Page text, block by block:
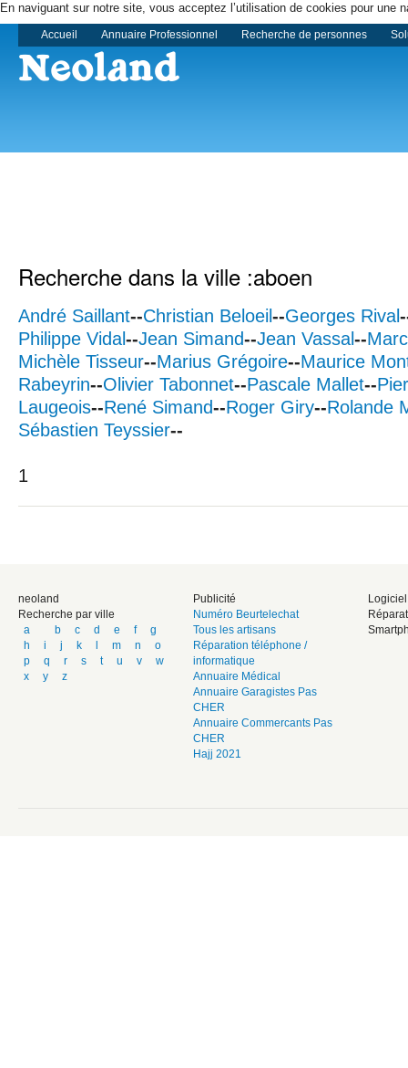
En naviguant sur notre site, vous acceptez l’utilisation de cookies pour
Accueil Annuaire Professionnel Recherche de personnes
Recherche dans la ville :aboen
André Saillant--Christian Beloeil--Georges Rival
Philippe Vidal--Jean Simand--Jean Vassal--
Michèle Tisseur--Marius Grégoire--Maurice
Rabeyrin--Olivier Tabonnet--Pascale Mallet--
Laugeois--René Simand--Roger Giry--Rolande
Sébastien Teyssier--
1
neoland
Recherche par ville
a
b c d e f
g
h
i j k l m n
o
p
q r s t u v
w
x
y z
Publicité
Numéro Beurtelechat
Tous les artisans
Réparation téléphone /
informatique
Annuaire Médical
Annuaire Garagistes Pas
CHER
Annuaire Commercants Pas
CHER
Hajj 2021